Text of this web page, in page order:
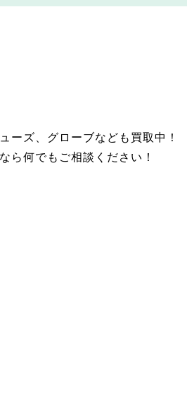
ーズ、グローブなども買取中！
ら何でもご相談ください！